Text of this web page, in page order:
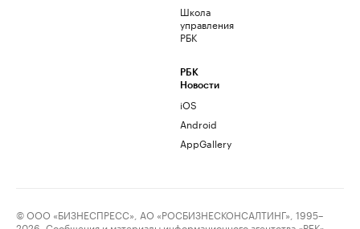
Школа
управления
РБК
РБК
Новости
iOS
Android
AppGallery
© ООО «БИЗНЕСПРЕСС», АО «РОСБИЗНЕСКОНСАЛТИНГ», 1995–